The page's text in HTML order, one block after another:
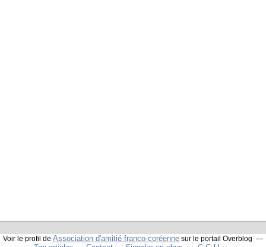
Voir le profil de Association d'amitié franco-coréenne sur le portail Overblog